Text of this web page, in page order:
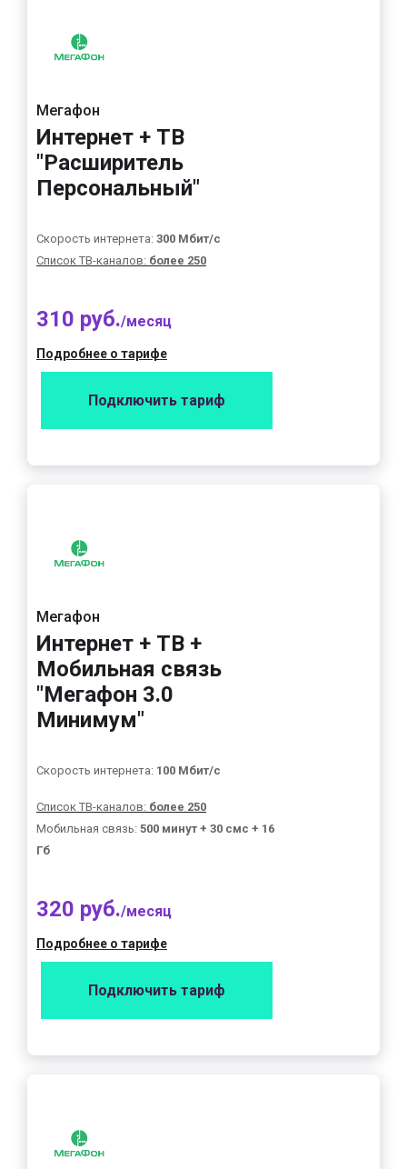
Мегафон
Интернет + ТВ
"Расширитель
Персональный"
Скорость интернета: 300 Мбит/с
Список ТВ-каналов: более 250
310 руб./месяц
Подробнее о тарифе
Подключить тариф
Мегафон
Интернет + ТВ +
Мобильная связь
"Мегафон 3.0
Минимум"
Скорость интернета: 100 Мбит/с
Список ТВ-каналов: более 250
Мобильная связь: 500 минут + 30 смс + 16
Гб
320 руб./месяц
Подробнее о тарифе
Подключить тариф